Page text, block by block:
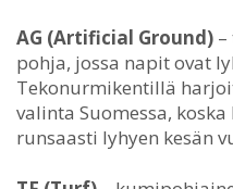
AG (Artificial Ground)
pohja, jossa napit ovat
Tekonurmikentillä
valinta Suomessa,
runsaasti lyhyen kesän